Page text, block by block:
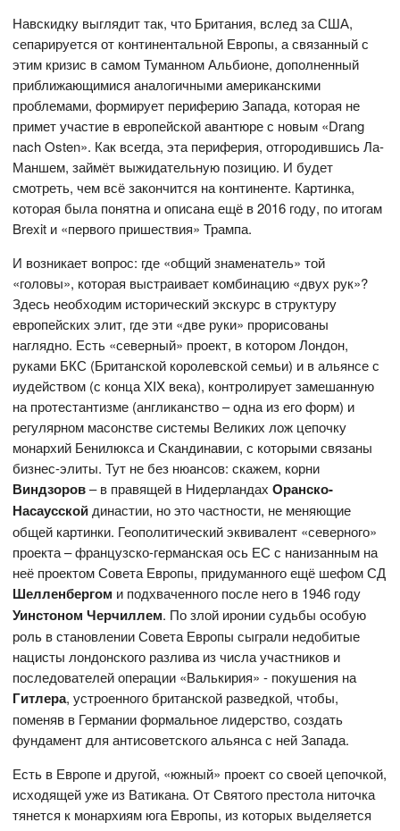
Навскидку выглядит так, что Британия, вслед за США,
сепарируется от континентальной Европы, а связанный с
этим кризис в самом Туманном Альбионе, дополненный
приближающимися аналогичными американскими
проблемами, формирует периферию Запада, которая не
примет участие в европейской авантюре с новым «Drang
nach Osten». Как всегда, эта периферия, отгородившись Ла-
Маншем, займёт выжидательную позицию. И будет
смотреть, чем всё закончится на континенте. Картинка,
которая была понятна и описана ещё в 2016 году, по итогам
Brexit и «первого пришествия» Трампа.
И возникает вопрос: где «общий знаменатель» той
«головы», которая выстраивает комбинацию «двух рук»?
Здесь необходим исторический экскурс в структуру
европейских элит, где эти «две руки» прорисованы
наглядно. Есть «северный» проект, в котором Лондон,
руками БКС (Британской королевской семьи) и в альянсе с
иудейством (с конца XIX века), контролирует замешанную
на протестантизме (англиканство – одна из его форм) и
регулярном масонстве системы Великих лож цепочку
монархий Бенилюкса и Скандинавии, с которыми связаны
бизнес-элиты. Тут не без нюансов: скажем, корни
Виндзоров– в правящей в НидерландахОранско-
Насаусскойдинастии, но это частности, не меняющие
общей картинки. Геополитический эквивалент «северного»
проекта – французско-германская ось ЕС с нанизанным на
неё проектом Совета Европы, придуманного ещё шефом СД
Шелленбергом и подхваченного после него в 1946 году
Уинстоном Черчиллем. По злой иронии судьбы особую
роль в становлении Совета Европы сыграли недобитые
нацисты лондонского разлива из числа участников и
последователей операции «Валькирия» - покушения на
Гитлера, устроенного британской разведкой, чтобы,
поменяв в Германии формальное лидерство, создать
фундамент для антисоветского альянса с ней Запада.
Есть в Европе и другой, «южный» проект со своей цепочкой,
исходящей уже из Ватикана. От Святого престола ниточка
тянется к монархиям юга Европы, из которых выделяется